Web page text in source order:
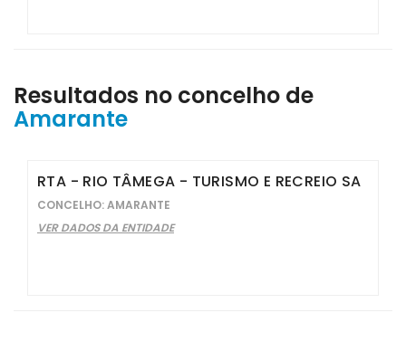
Resultados no concelho de
Amarante
RTA - RIO TÂMEGA - TURISMO E RECREIO SA
CONCELHO: AMARANTE
VER DADOS DA ENTIDADE